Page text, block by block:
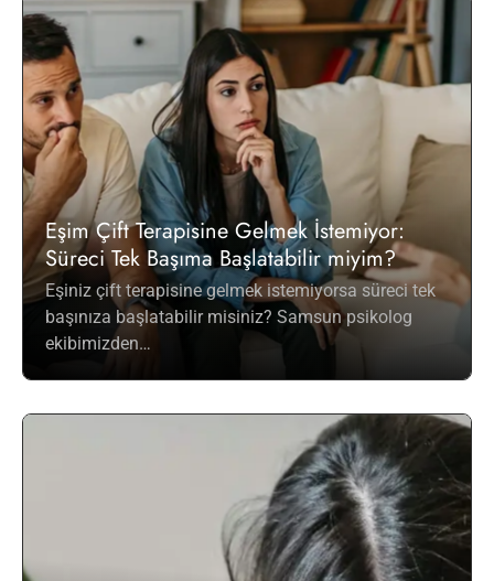
Eşim Çift Terapisine Gelmek İstemiyor:
Süreci Tek Başıma Başlatabilir miyim?
Eşiniz çift terapisine gelmek istemiyorsa süreci tek
başınıza başlatabilir misiniz? Samsun psikolog
ekibimizden…